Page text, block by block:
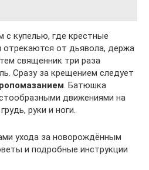
с купелью, где крестные
от дьявола, держа
священник три раза
Сразу за крещением следует
. Батюшка
движениями на
руки и ноги.
ухода за новорождённым
и подробные инструкции